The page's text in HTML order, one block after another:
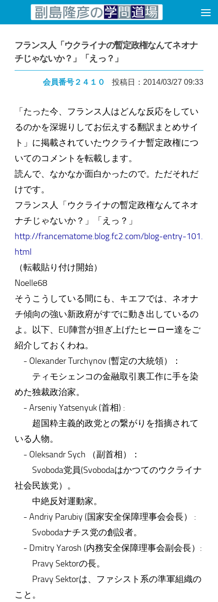
コンテンツへスキップ
フランス人「ウクライナの暫定政権なんてネオナ
チじゃないか？」「えっ？」
会員番号２４１０ 投稿日：2014/03/27 09:33
「たった今、フランス人はどんな反応をしてい
るのかを深堀りしてお伝えする翻訳まとめサイ
ト」に掲載されていたウクライナ暫定政権につ
いてのコメントを転載します。
読んで、なかなか面白かったので。ただそれだ
けです。
フランス人「ウクライナの暫定政権なんてネオ
ナチじゃないか？」「えっ？」
http://francematome.blog.fc2.com/blog-entry-101.
html
（転載貼り付け開始）
Noelle68
そうこうしている間にも、キエフでは、ネオナ
チ傾向の強い新政府がすでに動き出しているの
よ。以下、EU陣営が担ぎ上げたヒーロー達をご
紹介しておくわね。
- Olexander Turchynov (暫定の大統領）：
ティモシェンコの金融取引裏工作に手を染
めた独裁政治家。
- Arseniy Yatsenyuk (首相) :
超国粋主義的政党との繋がりを指摘されて
いる人物。
- Oleksandr Sych （副首相）：
Svoboda党員(Svobodaはかつてのウクライナ
社会民族党）。
中絶反対運動家。
- Andriy Parubiy (国家安全保障理事会会長） :
Svobodaナチス党の創設者。
- Dmitry Yarosh (内務安全保障理事会副会長）:
Pravy Sektorの長。
Pravy Sektorは、ファシスト系の準軍組織の
こと。